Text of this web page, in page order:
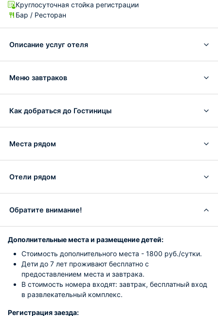
Круглосуточная стойка регистрации
Бар / Ресторан
Описание услуг отеля
Меню завтраков
Как добраться до Гостиницы
Места рядом
Отели рядом
Обратите внимание!
Дополнительные места и размещение детей:
Стоимость дополнительного места - 1800 руб./сутки.
Дети до 7 лет проживают бесплатно с
предоставлением места и завтрака.
В стоимость номера входят: завтрак, бесплатный вход
в развлекательный комплекс.
Регистрация заезда: